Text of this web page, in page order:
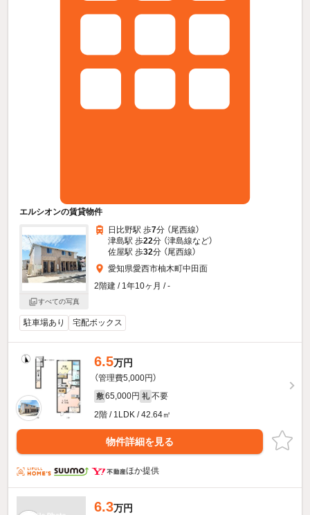
エルシオンの賃貸物件
すべての写真
日比野駅 歩7分 （尾西線）
津島駅 歩22分 （津島線など）
佐屋駅 歩32分 （尾西線）
愛知県愛西市柚木町中田面
2階建 / 1年10ヶ月 / -
駐車場あり 宅配ボックス
6.5万円
（管理費5,000円）
敷 65,000円 礼 不要
2階 / 1LDK / 42.64㎡
物件詳細を見る
ほか提供
6.3万円